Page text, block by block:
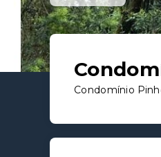
Condomínio